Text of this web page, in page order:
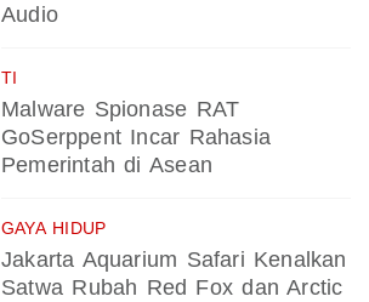
Audio
TI
Malware Spionase RAT
GoSerppent Incar Rahasia
Pemerintah di Asean
GAYA HIDUP
Jakarta Aquarium Safari Kenalkan
Satwa Rubah Red Fox dan Arctic